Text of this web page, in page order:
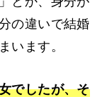
の違いで結婚
います。
でしたが、そ